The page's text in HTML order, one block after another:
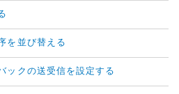
を並び替える
ックの送受信を設定する